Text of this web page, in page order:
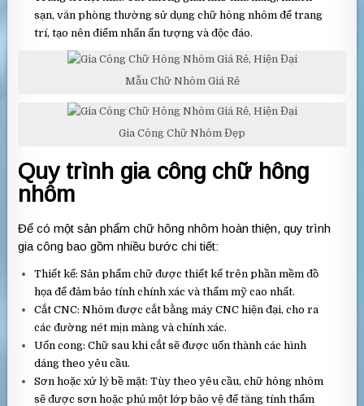
sạn, văn phòng thường sử dụng chữ hông nhôm để trang
trí, tạo nên điểm nhấn ấn tượng và độc đáo.
Mẫu Chữ Nhôm Giá Rẻ
Gia Công Chữ Nhôm Đẹp
Quy trình gia công chữ hông
nhôm
Để có một sản phẩm chữ hông nhôm hoàn thiện, quy trình
gia công bao gồm nhiều bước chi tiết:
Thiết kế: Sản phẩm chữ được thiết kế trên phần mềm đồ
họa để đảm bảo tính chính xác và thẩm mỹ cao nhất.
Cắt CNC: Nhôm được cắt bằng máy CNC hiện đại, cho ra
các đường nét mịn màng và chính xác.
Uốn cong: Chữ sau khi cắt sẽ được uốn thành các hình
dáng theo yêu cầu.
Sơn hoặc xử lý bề mặt: Tùy theo yêu cầu, chữ hông nhôm
sẽ được sơn hoặc phủ một lớp bảo vệ để tăng tính thẩm